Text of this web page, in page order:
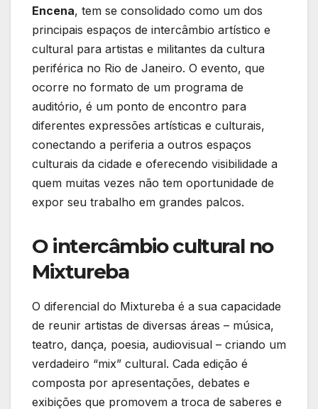
Encena, tem se consolidado como um dos
principais espaços de intercâmbio artístico e
cultural para artistas e militantes da cultura
periférica no Rio de Janeiro. O evento, que
ocorre no formato de um programa de
auditório, é um ponto de encontro para
diferentes expressões artísticas e culturais,
conectando a periferia a outros espaços
culturais da cidade e oferecendo visibilidade a
quem muitas vezes não tem oportunidade de
expor seu trabalho em grandes palcos.
O intercâmbio cultural no
Mixtureba
O diferencial do Mixtureba é a sua capacidade
de reunir artistas de diversas áreas – música,
teatro, dança, poesia, audiovisual – criando um
verdadeiro “mix” cultural. Cada edição é
composta por apresentações, debates e
exibições que promovem a troca de saberes e